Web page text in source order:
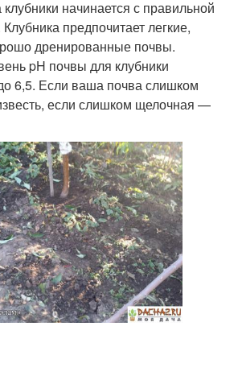
начинается с правильной
предпочитает легкие,
дренированные почвы.
pH почвы для клубники
6,5. Если ваша почва слишком
если слишком щелочная —